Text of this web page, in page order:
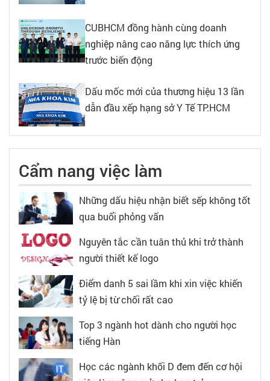
CUBHCM đồng hành cùng doanh
nghiệp nâng cao năng lực thích ứng
trước biến động
Dấu mốc mới của thương hiệu 13 lần
dẫn đầu xếp hạng sở Y Tế TP.HCM
Cẩm nang việc làm
Những dấu hiệu nhận biết sếp không tốt
qua buổi phỏng vấn
Nguyên tắc cần tuân thủ khi trở thành
người thiết kế logo
Điểm danh 5 sai lầm khi xin việc khiến
tỷ lệ bị từ chối rất cao
Top 3 ngành hot dành cho người học
tiếng Hàn
Học các ngành khối D đem đến cơ hội